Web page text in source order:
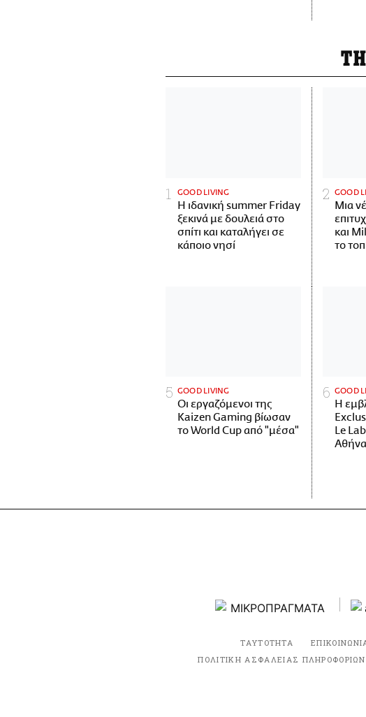
GOOD LIVING
Η ιδανική summer Friday
ξεκινά με δουλειά στο
σπίτι και καταλήγει σε
κάποιο νησί
GOOD
Μια
και
το
GOOD LIVING
Οι εργαζόμενοι της
Kaizen Gaming βίωσαν
το World Cup από "μέσα"
GOOD
Η
Le
Αθήνα
ΤΑΥΤΟΤΗΤΑ
ΠΟΛΙΤΙΚΗ ΑΣΦΑΛΕΙΑΣ